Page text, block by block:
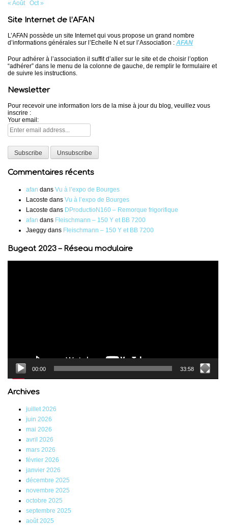
« Août Oct »
Site Internet de l’AFAN
L’AFAN possède un site Internet qui vous propose un grand nombre
d’informations générales sur l’Echelle N et sur l’Association : AFAN
Pour adhérer à l’association il suffit d’aller sur le site et de choisir l’option
“adhérer” dans le menu de la colonne de gauche, de remplir le formulaire et
de suivre les instructions.
Newsletter
Pour recevoir une information lors de la mise à jour du blog, veuillez vous
inscrire :
Your email:
Commentaires récents
afan dans Vu à l’expo de Bourges
Lacoste dans Vu à l’expo de Bourges
Lacoste dans DProductioN160 – Remorque frigorifique
afan dans Fleischmann – 150 Y et BB 7200
Jaeggy dans Fleischmann – 150 Y et BB 7200
Bugeat 2023 – Réseau modulaire
00:00 33:58
Archives
juillet 2026
juin 2026
mai 2026
avril 2026
mars 2026
février 2026
janvier 2026
décembre 2025
novembre 2025
octobre 2025
septembre 2025
août 2025